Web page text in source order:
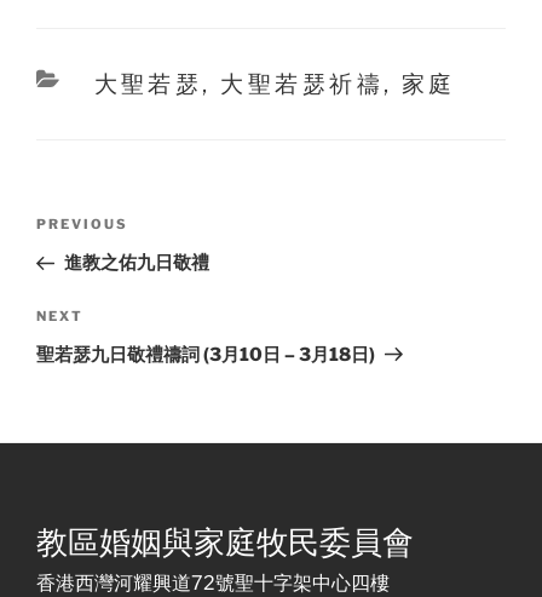
Categories
大聖若瑟 , 大聖若瑟祈禱 , 家庭
navigation
Previous
Post
PREVIOUS
進教之佑九日敬禮
Next
Post
NEXT
聖若瑟九日敬禮禱詞 (3月10日 – 3月18日)
教區婚姻與家庭牧民委員會
香港西灣河耀興道72號聖十字架中心四樓